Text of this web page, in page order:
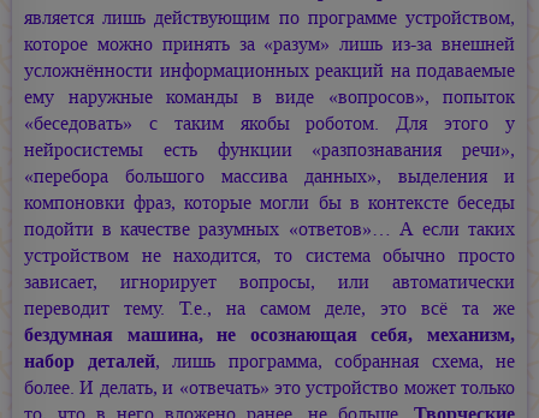
является лишь действующим по программе устройством,
которое можно принять за «разум» лишь из-за внешней
усложнённости информационных реакций на подаваемые
ему наружные команды в виде «вопросов», попыток
«беседовать» с таким якобы роботом. Для этого у
нейросистемы есть функции «разпознавания речи»,
«перебора большого массива данных», выделения и
компоновки фраз, которые могли бы в контексте беседы
подойти в качестве разумных «ответов»… А если таких
устройством не находится, то система обычно просто
зависает, игнорирует вопросы, или автоматически
переводит тему. Т.е., на самом деле, это всё та же
бездумная машина, не осознающая себя, механизм,
набор деталей, лишь программа, собранная схема, не
более. И делать, и «отвечать» это устройство может только